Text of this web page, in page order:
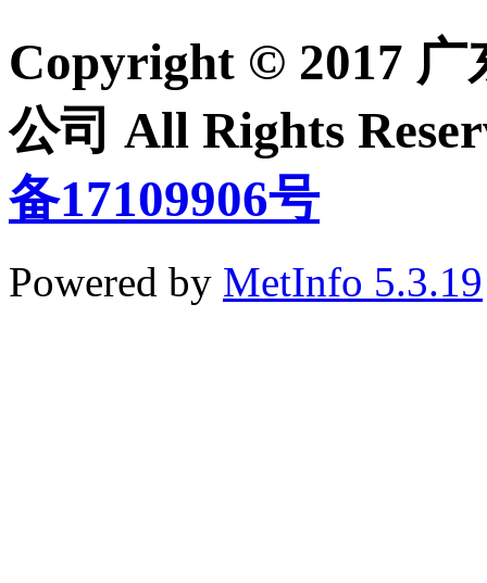
Copyright © 2017
公司 All Rights
备17109906号
Powered by MetInfo 5.3.19